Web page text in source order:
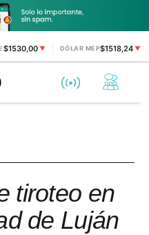
$1530,00 ▼ DÓLAR MEP$1518,24▼
tiroteo en
de Luján